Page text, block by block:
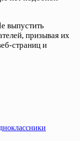
выпустить
призывая их
страниц и